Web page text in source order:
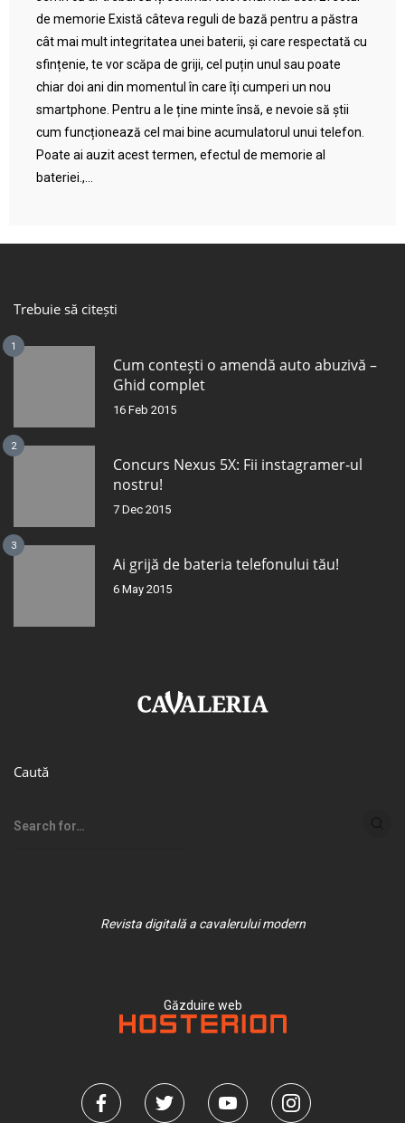
de memorie Există câteva reguli de bază pentru a păstra
cât mai mult integritatea unei baterii, și care respectată cu
sfințenie, te vor scăpa de griji, cel puțin unul sau poate
chiar doi ani din momentul în care îți cumperi un nou
smartphone. Pentru a le ține minte însă, e nevoie să știi
cum funcționează cel mai bine acumulatorul unui telefon.
Poate ai auzit acest termen, efectul de memorie al
bateriei.,...
Trebuie să citești
1
Cum contești o amendă auto abuzivă –
Ghid complet
16 Feb 2015
2
Concurs Nexus 5X: Fii instagramer-ul
nostru!
7 Dec 2015
3
Ai grijă de bateria telefonului tău!
6 May 2015
Caută
Revista digitală a cavalerului modern
Găzduire web